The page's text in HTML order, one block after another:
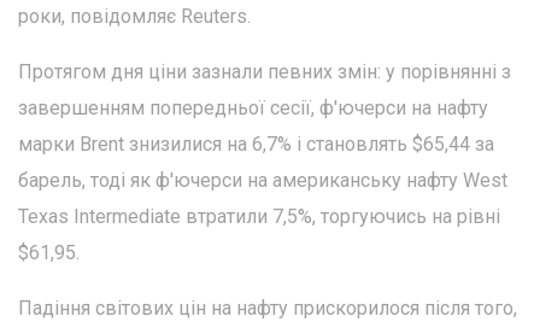
роки, повідомляє Reuters.
Протягом дня ціни зазнали певних змін: у порівнянні з
завершенням попередньої сесії, ф'ючерси на нафту
марки Brent знизилися на 6,7% і становлять $65,44 за
барель, тоді як ф'ючерси на американську нафту West
Texas Intermediate втратили 7,5%, торгуючись на рівні
$61,95.
Падіння світових цін на нафту прискорилося після того,